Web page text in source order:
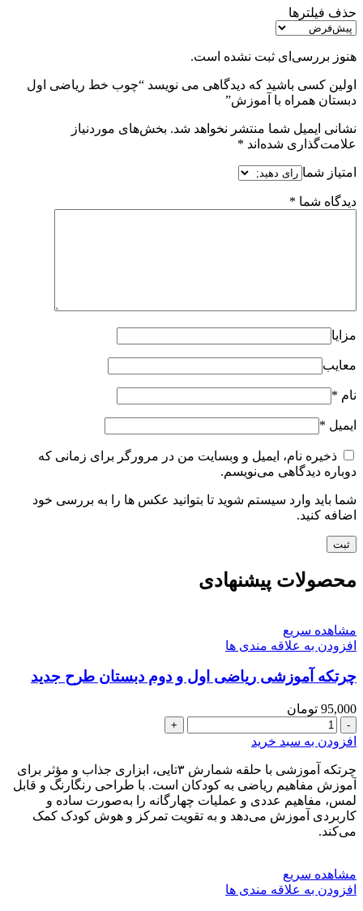
حذف فیلترها
هنوز بررسی‌ای ثبت نشده است.
اولین کسی باشید که دیدگاهی می نویسد “چوب خط ریاضی اول
دبستان همراه با آموزش”
نشانی ایمیل شما منتشر نخواهد شد. بخش‌های موردنیاز
علامت‌گذاری شده‌اند *
امتیاز شما
دیدگاه شما *
مزایا
معایب
نام *
ایمیل *
ذخیره نام، ایمیل و وبسایت من در مرورگر برای زمانی که
دوباره دیدگاهی می‌نویسم.
شما باید وارد سیستم شوید تا بتوانید عکس ها را به بررسی خود
اضافه کنید.
محصولات پیشنهادی
مشاهده سریع
افزودن به علاقه مندی ها
چرتکه آموزشی ریاضی اول و دوم دبستان طرح جدید
95,000 تومان
چرتکه
آموزشی
اول
و
دوم
دبستان
طرح
افزودن به سبد خرید
چرتکه آموزشی با حلقه شمارش ۳تایی، ابزاری جذاب و مؤثر برای
آموزش مفاهیم ریاضی به کودکان است. با طراحی رنگارنگ و قابل
لمس، مفاهیم عددی و عملیات چهارگانه را به‌صورت ساده و
کاربردی آموزش می‌دهد و به تقویت تمرکز و هوش کودک کمک
می‌کند.
مشاهده سریع
افزودن به علاقه مندی ها